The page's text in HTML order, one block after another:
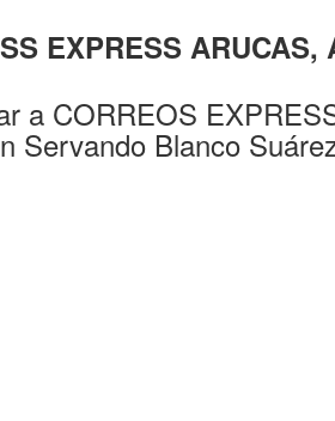
EXPRESS ARUCAS,
a CORREOS
Servando Blanco